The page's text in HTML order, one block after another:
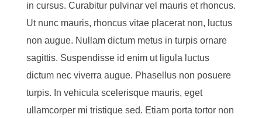
in cursus. Curabitur pulvinar vel mauris et rhoncus.
Ut nunc mauris, rhoncus vitae placerat non, luctus
non augue. Nullam dictum metus in turpis ornare
sagittis. Suspendisse id enim ut ligula luctus
dictum nec viverra augue. Phasellus non posuere
turpis. In vehicula scelerisque mauris, eget
ullamcorper mi tristique sed. Etiam porta tortor non